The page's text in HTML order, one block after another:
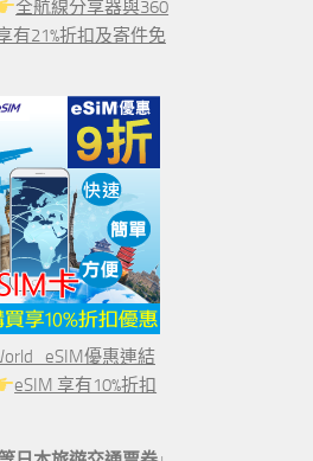
全航線分享器與360
有21%折扣及寄件免
優惠連結
eSIM 享有10%折扣